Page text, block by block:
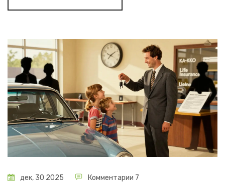
дек, 30 2025 Комментарии 7